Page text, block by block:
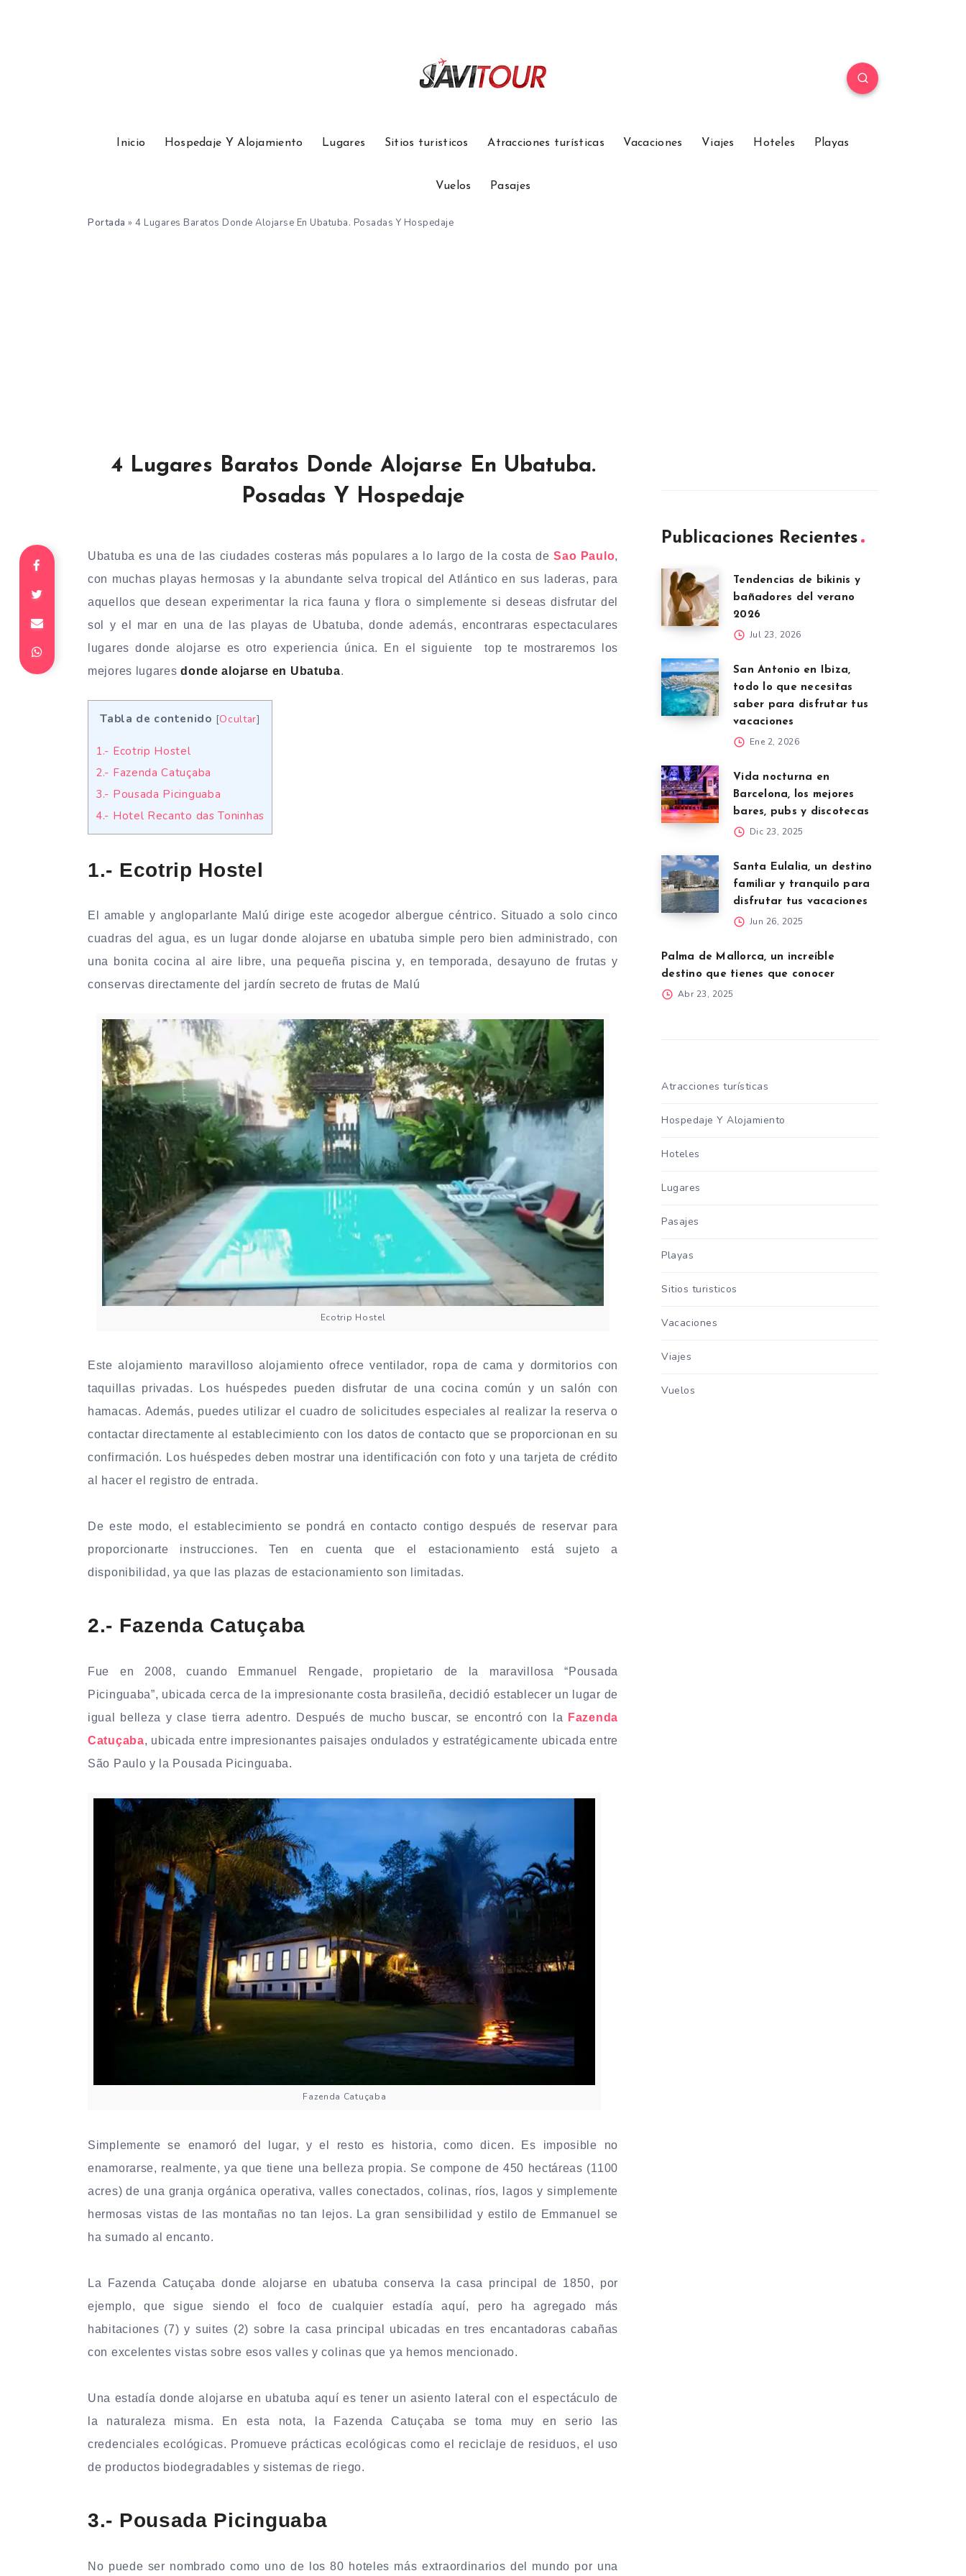
Inicio Hospedaje Y Alojamiento Lugares Sitios turisticos Atracciones turísticas Vacaciones Viajes Hoteles Playas
Vuelos Pasajes
Portada » 4 Lugares Baratos Donde Alojarse En Ubatuba. Posadas Y Hospedaje
4 Lugares Baratos Donde Alojarse En Ubatuba.
Posadas Y Hospedaje
Ubatuba es una de las ciudades costeras más populares a lo largo de la costa de Sao Paulo,
con muchas playas hermosas y la abundante selva tropical del Atlántico en sus laderas, para
aquellos que desean experimentar la rica fauna y flora o simplemente si deseas disfrutar del
sol y el mar en una de las playas de Ubatuba, donde además, encontraras espectaculares
lugares donde alojarse es otro experiencia única. En el siguiente top te mostraremos los
mejores lugaresdonde alojarse en Ubatuba.
Tabla de contenido [Ocultar]
1.- Ecotrip Hostel
2.- Fazenda Catuçaba
3.- Pousada Picinguaba
4.- Hotel Recanto das Toninhas
1.- Ecotrip Hostel
El amable y angloparlante Malú dirige este acogedor albergue céntrico. Situado a solo cinco
cuadras del agua, es un lugar donde alojarse en ubatuba simple pero bien administrado, con
una bonita cocina al aire libre, una pequeña piscina y, en temporada, desayuno de frutas y
conservas directamente del jardín secreto de frutas de Malú
Ecotrip Hostel
Este alojamiento maravilloso alojamiento ofrece ventilador, ropa de cama y dormitorios con
taquillas privadas. Los huéspedes pueden disfrutar de una cocina común y un salón con
hamacas. Además, puedes utilizar el cuadro de solicitudes especiales al realizar la reserva o
contactar directamente al establecimiento con los datos de contacto que se proporcionan en su
confirmación. Los huéspedes deben mostrar una identificación con foto y una tarjeta de crédito
al hacer el registro de entrada.
De este modo, el establecimiento se pondrá en contacto contigo después de reservar para
proporcionarte instrucciones. Ten en cuenta que el estacionamiento está sujeto a
disponibilidad, ya que las plazas de estacionamiento son limitadas.
2.- Fazenda Catuçaba
Fue en 2008, cuando Emmanuel Rengade, propietario de la maravillosa “Pousada
Picinguaba”, ubicada cerca de la impresionante costa brasileña, decidió establecer un lugar de
igual belleza y clase tierra adentro. Después de mucho buscar, se encontró con la
Fazenda
Catuçaba, ubicada entre impresionantes paisajes ondulados y estratégicamente ubicada entre
São Paulo y la Pousada Picinguaba.
Fazenda Catuçaba
Simplemente se enamoró del lugar, y el resto es historia, como dicen. Es imposible no
enamorarse, realmente, ya que tiene una belleza propia. Se compone de 450 hectáreas (1100
acres) de una granja orgánica operativa, valles conectados, colinas, ríos, lagos y simplemente
hermosas vistas de las montañas no tan lejos. La gran sensibilidad y estilo de Emmanuel se
ha sumado al encanto.
La Fazenda Catuçaba donde alojarse en ubatuba conserva la casa principal de 1850, por
ejemplo, que sigue siendo el foco de cualquier estadía aquí, pero ha agregado más
habitaciones (7) y suites (2) sobre la casa principal ubicadas en tres encantadoras cabañas
con excelentes vistas sobre esos valles y colinas que ya hemos mencionado.
Una estadía donde alojarse en ubatuba aquí es tener un asiento lateral con el espectáculo de
la naturaleza misma. En esta nota, la Fazenda Catuçaba se toma muy en serio las
credenciales ecológicas. Promueve prácticas ecológicas como el reciclaje de residuos, el uso
de productos biodegradables y sistemas de riego.
3.- Pousada Picinguaba
No puede ser nombrado como uno de los 80 hoteles más extraordinarios del mundo por una
Publicaciones Recientes
Tendencias de bikinis y
bañadores del verano
2026
Jul 23, 2026
San Antonio en Ibiza,
todo lo que necesitas
saber para disfrutar tus
vacaciones
Ene 2, 2026
Vida nocturna en
Barcelona, los mejores
bares, pubs y discotecas
Dic 23, 2025
Santa Eulalia, un destino
familiar y tranquilo para
disfrutar tus vacaciones
Jun 26, 2025
Palma de Mallorca, un increíble
destino que tienes que conocer
Abr 23, 2025
Atracciones turísticas
Hospedaje Y Alojamiento
Hoteles
Lugares
Pasajes
Playas
Sitios turisticos
Vacaciones
Viajes
Vuelos